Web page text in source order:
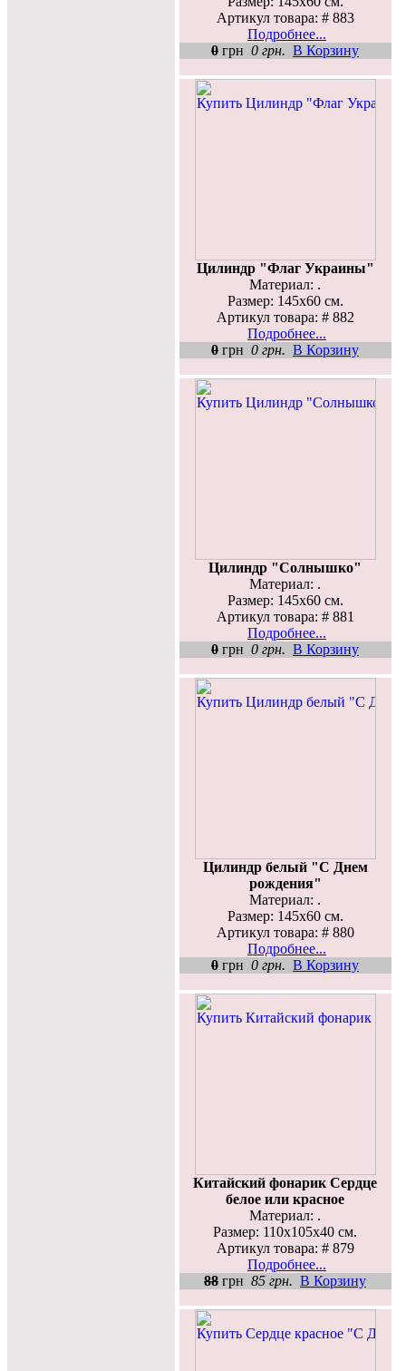
Артикул товара: # 883
Подробнее...
0 грн 0 грн. В Корзину
Цилиндр "Флаг Украины"
Материал: .
Размер: 145х60 см.
Артикул товара: # 882
Подробнее...
0 грн 0 грн. В Корзину
Цилиндр "Солнышко"
Материал: .
Размер: 145х60 см.
Артикул товара: # 881
Подробнее...
0 грн 0 грн. В Корзину
Цилиндр белый "С Днем
рождения"
Материал: .
Размер: 145х60 см.
Артикул товара: # 880
Подробнее...
0 грн 0 грн. В Корзину
Китайский фонарик Сердце
белое или красное
Материал: .
Размер: 110х105х40 см.
Артикул товара: # 879
Подробнее...
88 грн 85 грн. В Корзину